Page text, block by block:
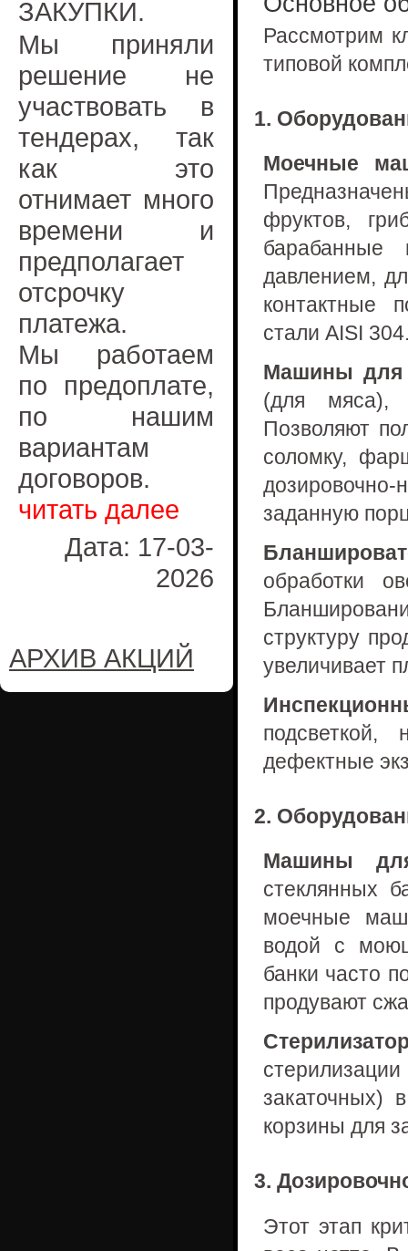
ЗАКУПКИ.
Мы приняли
решение не
участвовать в
тендерах, так
как это
отнимает много
времени и
предполагает
отсрочку
платежа.
Мы работаем
по предоплате,
по нашим
вариантам
договоров.
читать далее
Дата: 17-03-
2026
АРХИВ АКЦИЙ
Рассмотрим
типовой
1.
Моечные
фруктов,
давлением,
контактные
стали AISI
Машины для
(для мяса),
Позволяют
соломку,
дозировочно-
заданную
обработки
структуру
увеличивает
дефектные
2.
Машины
стеклянных
моечные
водой с
банки часто
продувают
закаточных)
корзины для
3.
Этот этап